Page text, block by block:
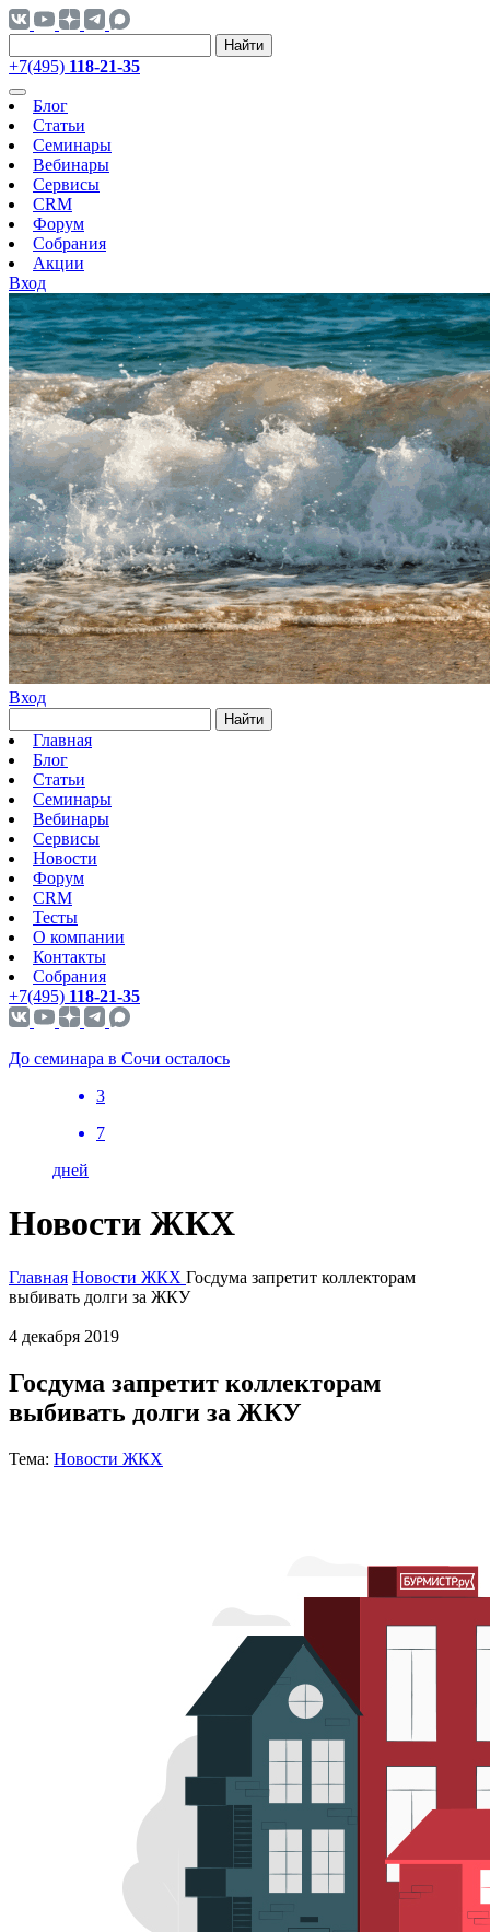
Найти
+7(495) 118-21-35
Блог
Статьи
Семинары
Вебинары
Сервисы
CRM
Форум
Собрания
Акции
Вход
Вход
Найти
Главная
Блог
Статьи
Семинары
Вебинары
Сервисы
Новости
Форум
CRM
Тесты
О компании
Контакты
Собрания
+7(495) 118-21-35
До семинара в Сочи осталось
3
7
дней
Новости ЖКХ
Главная Новости ЖКХ Госдума запретит коллекторам
выбивать долги за ЖКУ
4 декабря 2019
Госдума запретит коллекторам
выбивать долги за ЖКУ
Тема: Новости ЖКХ